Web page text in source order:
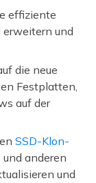
effiziente
erweitern und
die neue
Festplatten,
auf der
SSD-Klon-
und anderen
und